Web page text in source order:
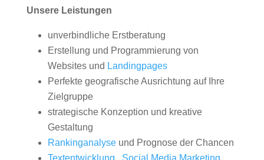
Unsere Leistungen
unverbindliche Erstberatung
Erstellung und Programmierung von
Websites und Landingpages
Perfekte geografische Ausrichtung auf Ihre
Zielgruppe
strategische Konzeption und kreative
Gestaltung
Rankinganalyseund Prognose der Chancen
Textentwicklung
Social Media Marketing